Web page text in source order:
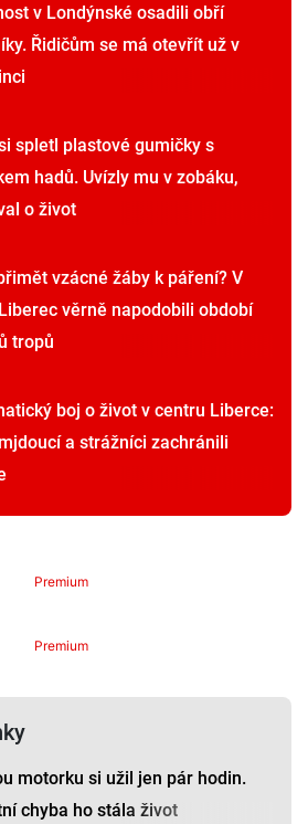
v Londýnské osadili obří
Řidičům se má otevřít už v
spletl plastové gumičky s
hadů. Uvízly mu v zobáku,
o život
vzácné žáby k páření? V
věrně napodobili období
tropů
boj o život v centru Liberce:
a strážníci zachránili
Premium
Premium
motorku si užil jen pár hodin.
chyba ho stála život